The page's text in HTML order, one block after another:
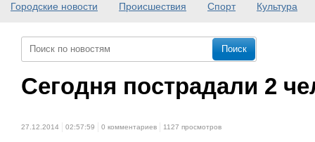
Городские новости Происшествия Спорт Культура
Сегодня пострадали 2
27.12.2014 02:57:59 0 комментариев 1127 просмотров